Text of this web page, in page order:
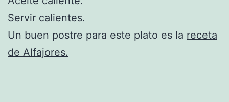
Servir calientes.
Un buen postre para este plato es la receta
de Alfajores.